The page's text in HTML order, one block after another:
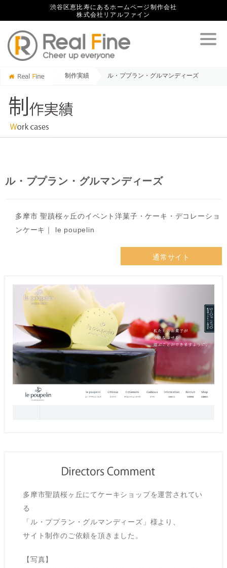
渋谷区恵比寿にあるホームページ制作会社
株式会社リアルファイン
制作実績 ル・ププラン・グルマンディーズ
ル・ププラン・グルマンディーズ
多摩市 聖蹟桜ヶ丘のイベント洋菓子・ケーキ・デコレーショ
ンケーキ｜ le poupelin
通常サイト
多摩市聖蹟桜ヶ丘にてケーキショップを運営されてい
る
「ル・ププラン・グルマンディーズ」様より、
サイト制作のご依頼を頂きました。
【写真】